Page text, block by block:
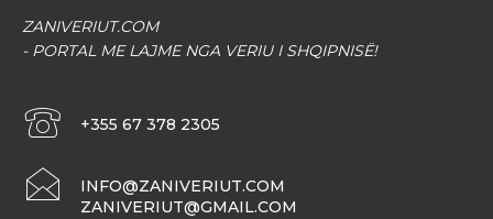
ZANIVERIUT.COM
- PORTAL ME LAJME NGA VERIU I SHQIPNISË!
+355 67 378 2305
INFO@ZANIVERIUT.COM
ZANIVERIUT@GMAIL.COM